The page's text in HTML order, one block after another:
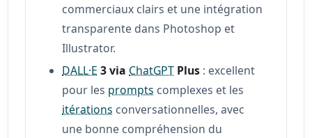
commerciaux clairs et une intégration
transparente dans Photoshop et
Illustrator.
DALL·E 3 via ChatGPT Plus : excellent
pour les prompts complexes et les
itérations conversationnelles, avec
une bonne compréhension du